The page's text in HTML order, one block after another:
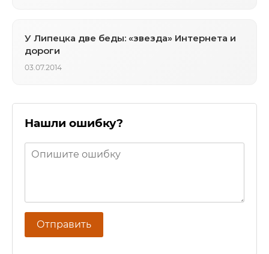
У Липецка две беды: «звезда» Интернета и
дороги
03.07.2014
Нашли ошибку?
Отправить